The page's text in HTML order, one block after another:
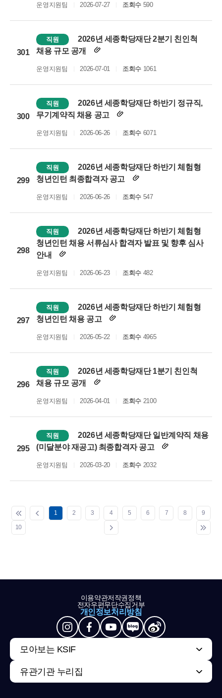
운영지원팀 2026-07-27 조회수590
301
직원
2026년 세종학당재단 2분기 친인척
채용 규모 공개
운영지원팀 2026-07-01 조회수1061
300
직원
2026년 세종학당재단 하반기 정규직,
무기계약직 채용 공고
운영지원팀 2026-06-26 조회수6071
299
직원
2026년 세종학당재단 하반기 체험형
청년인턴 최종합격자 공고
운영지원팀 2026-06-26 조회수547
298
직원
2026년 세종학당재단 하반기 체험형
청년인턴 채용 서류심사 합격자 발표 및 향후 심사
안내
운영지원팀 2026-06-23 조회수482
297
직원
2026년 세종학당재단 하반기 체험형
청년인턴 채용 공고
운영지원팀 2026-05-22 조회수4965
296
직원
2026년 세종학당재단 1분기 친인척
채용 규모 공개
운영지원팀 2026-04-01 조회수2100
295
직원
2026년 세종학당재단 일반계약직 채용
(미달분야 재공고) 최종합격자 공고
운영지원팀 2026-03-20 조회수2032
1 2 3 4 5 6 7 8 9
10
이용약관저작권정책
전자우편무단수집거부
개인정보처리방침
모아보는 KSIF
유관기관 누리집